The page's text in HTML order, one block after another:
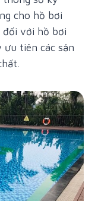
cho hồ bơi
đối với hồ bơi
ưu tiên các sản